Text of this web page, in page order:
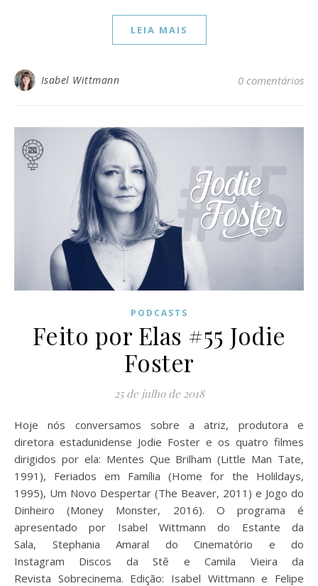
LEIA MAIS
Isabel Wittmann 0 comentários
PODCASTS
Feito por Elas #55 Jodie
Foster
25 de julho de 2018
Hoje nós conversamos sobre a atriz, produtora e
diretora estadunidense Jodie Foster e os quatro filmes
dirigidos por ela: Mentes Que Brilham (Little Man Tate,
1991), Feriados em Família (Home for the Holildays,
1995), Um Novo Despertar (The Beaver, 2011) e Jogo do
Dinheiro (Money Monster, 2016). O programa é
apresentado por Isabel Wittmann do Estante da
Sala, Stephania Amaral do Cinematório e do
Instagram Discos da Stê e Camila Vieira da
Revista Sobrecinema. Edição: Isabel Wittmann e Felipe